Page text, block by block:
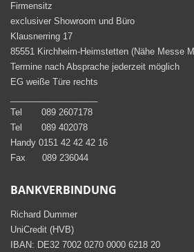
Firmensitz
exclusiver Showroom und Büro
Klausnerring 17
85551 Kirchheim-Heimstetten (Nähe Messe
Termine nach Absprache jederzeit möglich
EG weiße Türe rechts
Tel 089 2607178
Tel 089 402078
Handy 0151 42 42 42 16
Fax 089 236044
BANKVERBINDUNG
Richard Dummer
UniCredit (HVB)
IBAN: DE32 7002 0270 0000 6218 20